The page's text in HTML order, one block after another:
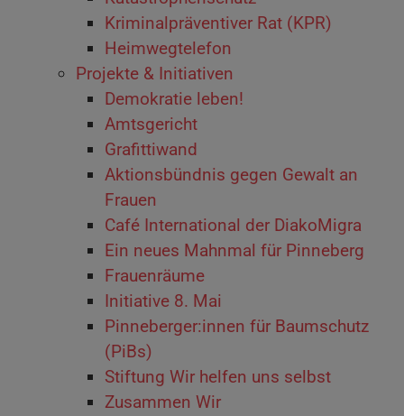
Kriminalpräventiver Rat (KPR)
Heimwegtelefon
Projekte & Initiativen
Demokratie leben!
Amtsgericht
Grafittiwand
Aktionsbündnis gegen Gewalt an
Frauen
Café International der DiakoMigra
Ein neues Mahnmal für Pinneberg
Frauenräume
Initiative 8. Mai
Pinneberger:innen für Baumschutz
(PiBs)
Stiftung Wir helfen uns selbst
Zusammen Wir